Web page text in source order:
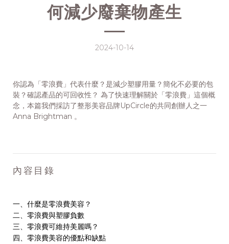
何減少廢棄物產生
2024-10-14
你認為「零浪費」代表什麼？是減少塑膠用量？簡化不必要的包
裝？確認產品的可回收性？ 為了快速理解關於「零浪費」這個概
念，本篇我們採訪了整形美容品牌UpCircle的共同創辦人之一
Anna Brightman 。
內容目錄
一、什麼是零浪費美容？
二、零浪費與塑膠負數
三、零浪費可維持美麗嗎？
四、零浪費美容的優點和缺點